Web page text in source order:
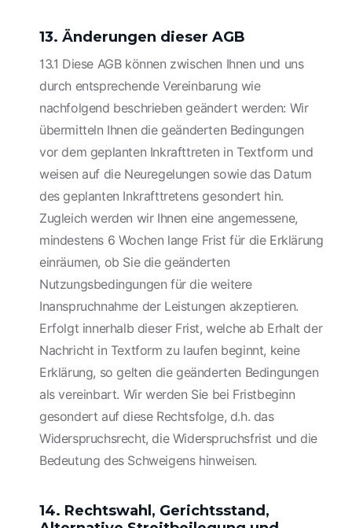
13. Änderungen dieser AGB
13.1 Diese AGB können zwischen Ihnen und uns
durch entsprechende Vereinbarung wie
nachfolgend beschrieben geändert werden: Wir
übermitteln Ihnen die geänderten Bedingungen
vor dem geplanten Inkrafttreten in Textform und
weisen auf die Neuregelungen sowie das Datum
des geplanten Inkrafttretens gesondert hin.
Zugleich werden wir Ihnen eine angemessene,
mindestens 6 Wochen lange Frist für die Erklärung
einräumen, ob Sie die geänderten
Nutzungsbedingungen für die weitere
Inanspruchnahme der Leistungen akzeptieren.
Erfolgt innerhalb dieser Frist, welche ab Erhalt der
Nachricht in Textform zu laufen beginnt, keine
Erklärung, so gelten die geänderten Bedingungen
als vereinbart. Wir werden Sie bei Fristbeginn
gesondert auf diese Rechtsfolge, d.h. das
Widerspruchsrecht, die Widerspruchsfrist und die
Bedeutung des Schweigens hinweisen.
14. Rechtswahl, Gerichtsstand,